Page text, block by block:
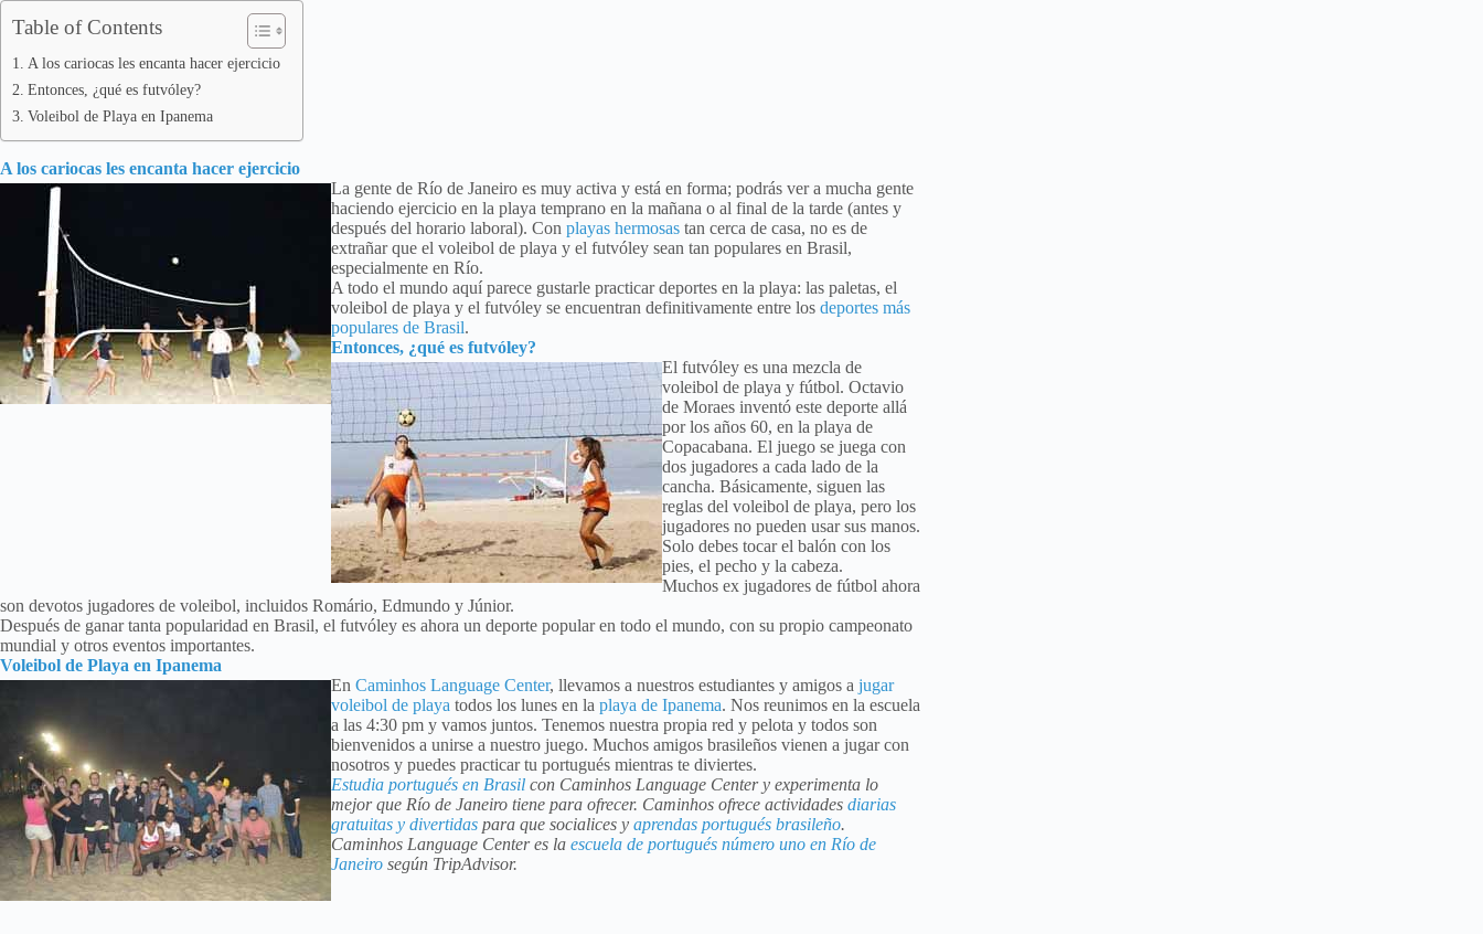
Table of Contents
A los cariocas les encanta hacer ejercicio
Entonces, ¿qué es futvóley?
Voleibol de Playa en Ipanema
A los cariocas les encanta hacer ejercicio
La gente de Río de Janeiro es muy activa y está en forma; podrás ver a mucha gente
haciendo ejercicio en la playa temprano en la mañana o al final de la tarde (antes y
después del horario laboral). Con playas hermosas tan cerca de casa, no es de
extrañar que el voleibol de playa y el futvóley sean tan populares en Brasil,
especialmente en Río.
A todo el mundo aquí parece gustarle practicar deportes en la playa: las paletas, el
voleibol de playa y el futvóley se encuentran definitivamente entre los deportes más
populares de Brasil.
Entonces, ¿qué es futvóley?
El futvóley es una mezcla de
voleibol de playa y fútbol. Octavio
de Moraes inventó este deporte allá
por los años 60, en la playa de
Copacabana. El juego se juega con
dos jugadores a cada lado de la
cancha. Básicamente, siguen las
reglas del voleibol de playa, pero los
jugadores no pueden usar sus manos.
Solo debes tocar el balón con los
pies, el pecho y la cabeza.
Muchos ex jugadores de fútbol ahora
son devotos jugadores de voleibol, incluidos Romário, Edmundo y Júnior.
Después de ganar tanta popularidad en Brasil, el futvóley es ahora un deporte popular en todo el mundo, con su propio campeonato
mundial y otros eventos importantes.
Voleibol de Playa en Ipanema
En Caminhos Language Center, llevamos a nuestros estudiantes y amigos a jugar
voleibol de playa todos los lunes en la playa de Ipanema. Nos reunimos en la escuela
a las 4:30 pm y vamos juntos. Tenemos nuestra propia red y pelota y todos son
bienvenidos a unirse a nuestro juego. Muchos amigos brasileños vienen a jugar con
nosotros y puedes practicar tu portugués mientras te diviertes.
Estudia portugués en Brasil con Caminhos Language Center y experimenta lo
mejor que Río de Janeiro tiene para ofrecer. Caminhos ofrece actividades diarias
gratuitas y divertidas para que socialices y aprendas portugués brasileño.
Caminhos Language Center es la escuela de portugués número uno en Río de
Janeiro según TripAdvisor.